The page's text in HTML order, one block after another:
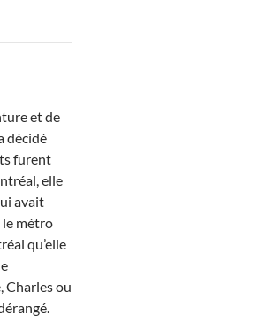
et de
décidé
furent
elle
avait
le métro
qu’elle
Charles ou